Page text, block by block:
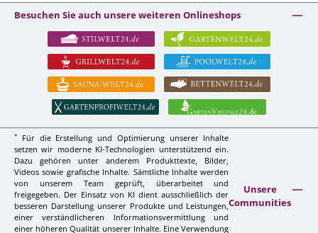
Besuchen Sie auch unsere weiteren Onlineshops
*
Für die Erstellung und Optimierung unserer Inhalte
setzen wir moderne KI-Technologien unterstützend ein.
Dazu gehören unter anderem Produkttexte, Bilder,
Videos sowie grafische Inhalte. Sämtliche Inhalte werden
von unserem Team geprüft, überarbeitet und
freigegeben. Der Einsatz von KI dient ausschließlich der
besseren Darstellung unserer Produkte und Leistungen,
einer verständlicheren Informationsvermittlung und
einer höheren Qualität unserer Inhalte. Eine Verwendung
Unsere
Communities